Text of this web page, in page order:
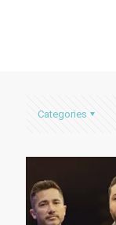
Categories